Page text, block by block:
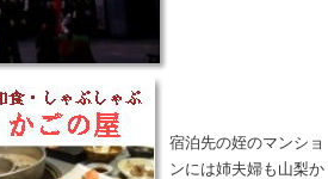
宿泊先の姪のマンショ
ンには姉夫婦も山梨か